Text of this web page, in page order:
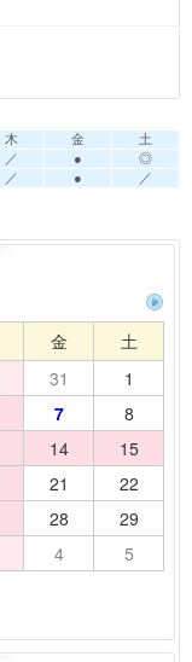
木 金
土
／ ●
◎
／ ● ／
金
土
31
1
7
8
14
15
21
22
28
29
4 5